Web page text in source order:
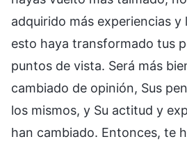
adquirido más experiencias y
esto haya transformado tus
puntos de vista. Será más
cambiado de opinión, Sus
los mismos, y Su actitud y
han cambiado. Entonces, te